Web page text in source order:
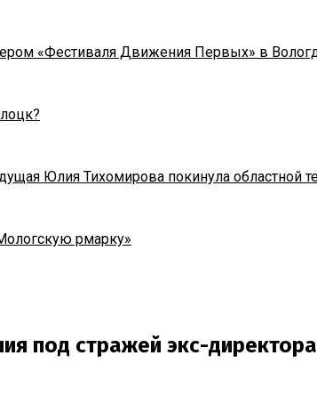
«Фестиваля Движения Первых» в
Юлия Тихомирова покинула областной
рмарку»
под стражей экс-